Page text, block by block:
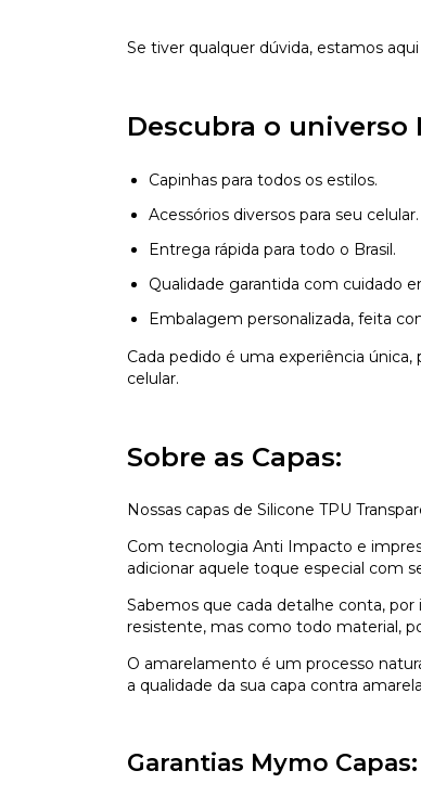
Se tiver qualquer dúvida, estamos
Descubra o universo
Capinhas para todos os estilos.
Acessórios diversos para seu celular.
Entrega rápida para todo o Brasil.
Qualidade garantida com cuidado
Embalagem personalizada, feita
Cada pedido é uma experiência
celular.
Sobre as Capas:
Nossas capas de Silicone TPU
Com tecnologia Anti Impacto e
adicionar aquele toque especial com
Sabemos que cada detalhe conta,
resistente, mas como todo material,
O amarelamento é um processo
a qualidade da sua capa contra
Garantias Mymo Capas: